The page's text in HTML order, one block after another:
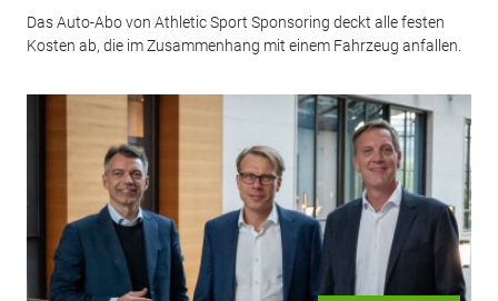
Das Auto-Abo von Athletic Sport Sponsoring deckt alle festen
Kosten ab, die im Zusammenhang mit einem Fahrzeug anfallen.